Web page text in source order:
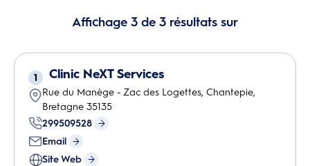
Affichage 3 de 3 résultats sur
1 Clinic NeXT Services
Rue du Manège - Zac des Logettes, Chantepie,
Bretagne 35135
299509528
Email
Site Web